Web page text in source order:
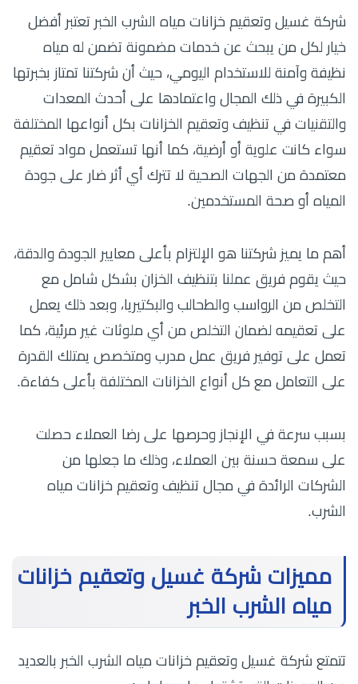
شركة غسيل وتعقيم خزانات مياه الشرب الخبر تعتبر أفضل
خيار لكل من يبحث عن خدمات مضمونة تضمن له مياه
نظيفة وآمنة للاستخدام اليومي، حيث أن شركتنا تمتاز بخبرتها
الكبيرة في ذلك المجال واعتمادها على أحدث المعدات
والتقنيات في تنظيف وتعقيم الخزانات بكل أنواعها المختلفة
سواء كانت علوية أو أرضية، كما أنها تستعمل مواد تعقيم
معتمدة من الجهات الصحية لا تترك أي أثر ضار على جودة
المياه أو صحة المستخدمين.
أهم ما يميز شركتنا هو الإلتزام بأعلى معايير الجودة والدقة،
حيث يقوم فريق عملنا بتنظيف الخزان بشكل شامل مع
التخلص من الرواسب والطحالب والبكتيريا، وبعد ذلك يعمل
على تعقيمه لضمان التخلص من أي ملوثات غير مرئية، كما
تعمل على توفير فريق عمل مدرب ومتخصص يمتلك القدرة
على التعامل مع كل أنواع الخزانات المختلفة بأعلى كفاءة.
بسبب سرعة في الإنجاز وحرصها على رضا العملاء حصلت
على سمعة حسنة بين العملاء، وذلك ما جعلها من
الشركات الرائدة في مجال تنظيف وتعقيم خزانات مياه
الشرب.
مميزات شركة غسيل وتعقيم خزانات
مياه الشرب الخبر
تتمتع شركة غسيل وتعقيم خزانات مياه الشرب الخبر بالعديد